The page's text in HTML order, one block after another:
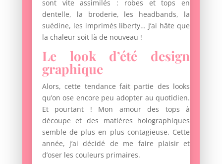
sont vite assimilés : robes et tops en
dentelle, la broderie, les headbands, la
suédine, les imprimés liberty… J’ai hâte que
la chaleur soit là de nouveau !
Le look d’été design
graphique
Alors, cette tendance fait partie des looks
qu’on ose encore peu adopter au quotidien.
Et pourtant ! Mon amour des tops à
découpe et des matières holographiques
semble de plus en plus contagieuse. Cette
année, j’ai décidé de me faire plaisir et
d’oser les couleurs primaires.